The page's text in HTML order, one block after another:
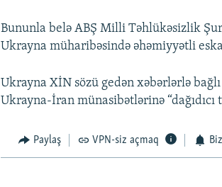
Bununla belə ABŞ Milli Təhlükəsizlik
Ukrayna müharibəsində əhəmiyyətli
Ukrayna XİN sözü gedən xəbərlərlə
Ukrayna-İran münasibətlərinə “dağıdıcı
Paylaş VPN-siz açmaq